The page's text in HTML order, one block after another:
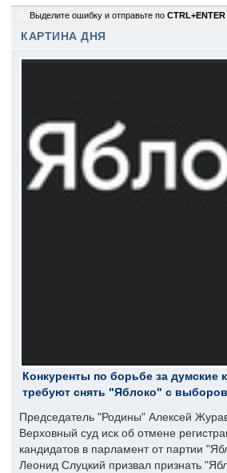
Выделите ошибку и отправьте по CTRL+ENTER
КАРТИНА ДНЯ
Конкуренты по борьбе за думские
требуют снять "Яблоко" с выборов
Председатель "Родины" Алексей
Верховный суд иск об отмене
кандидатов в парламент от партии
Леонид Слуцкий призвал признать